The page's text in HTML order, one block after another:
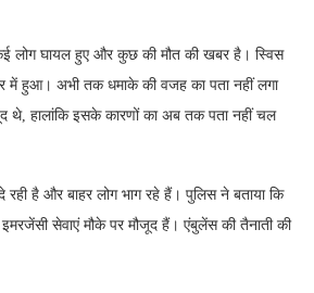
लोग घायल हुए और कुछ की मौत की खबर है। स्विस
में हुआ। अभी तक धमाके की वजह का पता नहीं लगा
थे, हालांकि इसके कारणों का अब तक पता नहीं चल
है और बाहर लोग भाग रहे हैं। पुलिस ने बताया कि
सेवाएं मौके पर मौजूद हैं। एंबुलेंस की तैनाती की